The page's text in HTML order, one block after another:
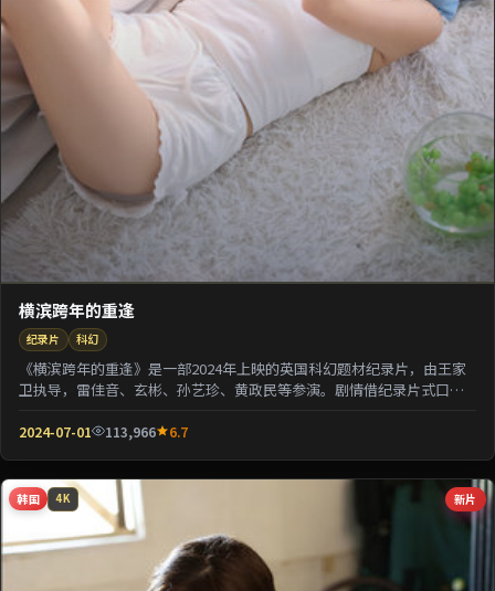
横滨跨年的重逢
纪录片 科幻
《横滨跨年的重逢》是一部2024年上映的英国科幻题材纪录片，由王家
卫执导，雷佳音、玄彬、孙艺珍、黄政民等参演。剧情借纪录片式口吻
2024-07-01 113,966 6.7
新片
韩国 4K